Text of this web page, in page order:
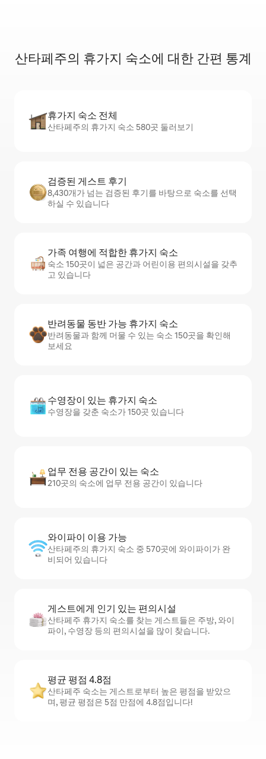
산타페주의 휴가지 숙소에 대한 간편 통계
휴가지 숙소 전체
산타페주의 휴가지 숙소 580곳 둘러보기
검증된 게스트 후기
8,430개가 넘는 검증된 후기를 바탕으로 숙소를 선택
하실 수 있습니다
가족 여행에 적합한 휴가지 숙소
숙소 150곳이 넓은 공간과 어린이용 편의시설을 갖추
고 있습니다
반려동물 동반 가능 휴가지 숙소
반려동물과 함께 머물 수 있는 숙소 150곳을 확인해
보세요
수영장이 있는 휴가지 숙소
수영장을 갖춘 숙소가 150곳 있습니다
업무 전용 공간이 있는 숙소
210곳의 숙소에 업무 전용 공간이 있습니다
와이파이 이용 가능
산타페주의 휴가지 숙소 중 570곳에 와이파이가 완
비되어 있습니다
게스트에게 인기 있는 편의시설
산타페주 휴가지 숙소를 찾는 게스트들은 주방, 와이
파이, 수영장 등의 편의시설을 많이 찾습니다.
평균 평점 4.8점
산타페주 숙소는 게스트로부터 높은 평점을 받았으
며, 평균 평점은 5점 만점에 4.8점입니다!